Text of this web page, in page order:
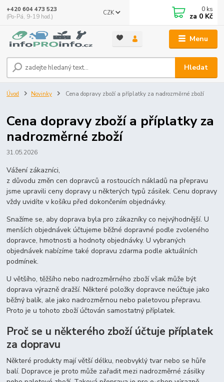
Menu
CZK
Hledat
+420 604 473 523
(Po-Pá, 9-19 hod.)
0 ks
za 0 Kč
Úvod Novinky Cena dopravy zboží a příplatky za nadrozměrné zboží
Cena dopravy zboží a příplatky za
nadrozměrné zboží
31.05.2026
Vážení zákazníci,
z důvodu změn cen dopravců a rostoucích nákladů na přepravu
jsme upravili ceny dopravy u některých typů zásilek. Cenu dopravy
vždy uvidíte v košíku před dokončením objednávky.
Snažíme se, aby doprava byla pro zákazníky co nejvýhodnější. U
menších objednávek účtujeme běžné dopravné podle zvoleného
dopravce, hmotnosti a hodnoty objednávky. U vybraných
objednávek nabízíme také dopravu zdarma podle aktuálních
podmínek.
U většího, těžšího nebo nadrozměrného zboží však může být
doprava výrazně dražší. Některé položky dopravce neúčtuje jako
běžný balík, ale jako nadrozměrnou nebo paletovou přepravu.
Proto je u tohoto zboží účtován samostatný příplatek.
Proč se u některého zboží účtuje příplatek
za dopravu
Některé produkty mají větší délku, neobvyklý tvar nebo se hůře
balí. Dopravce je proto může zařadit mezi nadrozměrné zásilky